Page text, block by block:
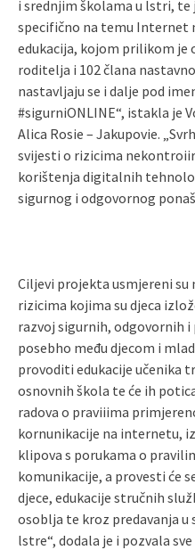
i srednjim školama u lstri,
specifično na temu Internet
edukacija, kojom prilikom je
roditelja i 102 člana
nastavljaju se i dalje pod
#sigurniONLINE“, istakla je
Alica Rosie – Jakupovie.
svijesti o rizicima
korištenja digitalnih
sigurnog i odgovornog
Ciljevi projekta usmjereni
rizicima kojima su djeca
razvoj sigurnih, odgovornih
posebho među djecom i
provoditi edukacije učenika
osnovnih škola te će ih
radova o praviiima
kornunikacije na internetu,
klipova s porukama o
komunikacije, a provesti će
djece, edukacije stručnih
osoblja te kroz predavanja
lstre“, dodala je i pozvala